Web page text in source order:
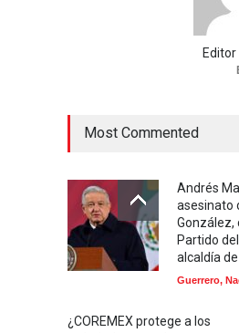
Most Commented
Andrés
asesinato
González,
Partido
alcaldía
Guerrero,
¿COREMEX protege a los